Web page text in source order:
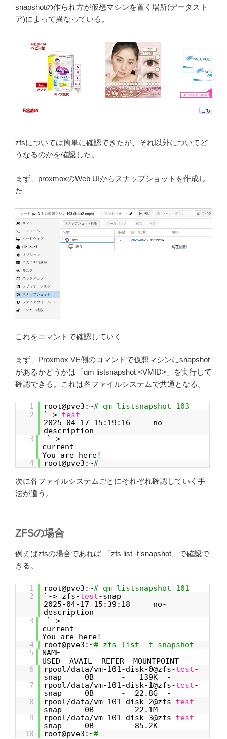
snapshotの作られ方が仮想マシンを置く場所(データスト
ア)によって異なっている。
zfsについては簡単に確認できたが、それ以外についてど
うなるのかを確認した。
まず、proxmoxのWeb UIからスナップショットを作成し
た
これをコマンドで確認していく
まず、Proxmox VE側のコマンドで仮想マシンにsnapshot
があるかどうかは「qm listsnapshot <VMID>」を実行して
確認できる。これは各ファイルシステムで共通となる。
1 root@pve3:~# qm listsnapshot 103
2
`-> test
2025-04-17 15:19:16 no-
description
3
`->
You are here!
4
root@pve3:~#
次に各ファイルシステムごとにそれぞれ確認していく手
法が違う。
ZFSの場合
例えばzfsの場合であれば 「zfs list -t snapshot」で確認で
きる。
1 root@pve3:~# qm listsnapshot 101
2
`-> zfs-test-snap
2025-04-17 15:39:18 no-
description
3
`->
You are here!
4
root@pve3:~# zfs list -t snapshot
5
NAME
USED AVAIL REFER MOUNTPOINT
6
rpool/data/vm-101-disk-0@zfs-test-
snap 0B - 139K -
7
rpool/data/vm-101-disk-1@zfs-test-
snap 0B - 22.8G -
8
rpool/data/vm-101-disk-2@zfs-test-
snap 0B - 22.1M -
9
rpool/data/vm-101-disk-3@zfs-test-
snap 0B - 85.2K -
10
root@pve3:~#